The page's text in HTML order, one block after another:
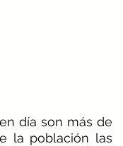
la población las